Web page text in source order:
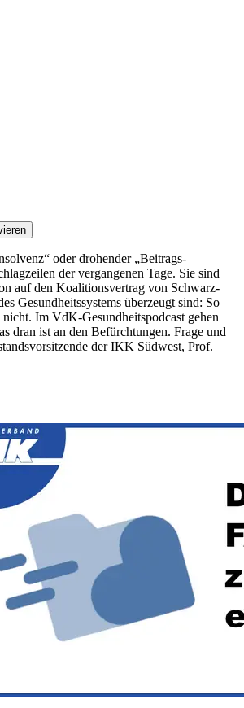
oder drohender „Beitrags-
der vergangenen Tage. Sie sind
auf den Koalitionsvertrag von Schwarz-
Gesundheitssystems überzeugt sind: So
Im VdK-Gesundheitspodcast gehen
dran ist an den Befürchtungen. Frage und
der IKK Südwest, Prof.